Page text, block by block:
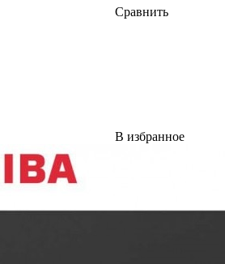
Сравнить
В избранное